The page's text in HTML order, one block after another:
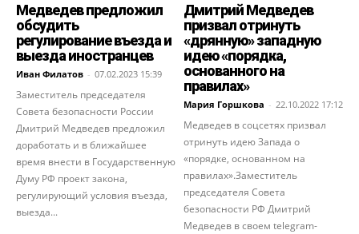
Медведев предложил
обсудить
регулирование въезда и
выезда иностранцев
Иван Филатов - 07.02.2023 15:39
Заместитель председателя
Совета безопасности России
Дмитрий Медведев предложил
доработать и в ближайшее
время внести в Государственную
Думу РФ проект закона,
регулирующий условия въезда,
выезда...
Дмитрий Медведев
призвал отринуть
«дрянную» западную
идею «порядка,
основанного на
правилах»
Мария Горшкова - 22.10.2022 17:12
Медведев в соцсетях призвал
отринуть идею Запада о
«порядке, основанном на
правилах».Заместитель
председателя Совета
безопасности РФ Дмитрий
Медведев в своем telegram-